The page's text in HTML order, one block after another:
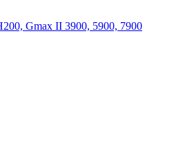
Gmax II 3900, 5900, 7900